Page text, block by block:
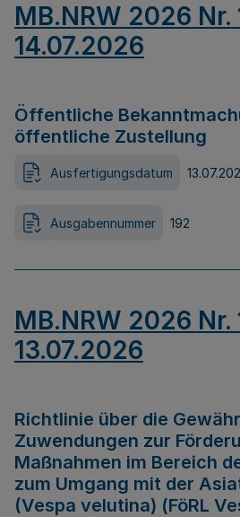
MB.NRW 2026 Nr.
14.07.2026
Öffentliche
öffentliche Zustellung
Ausfertigungsdatum
Ausgabennummer 192
MB.NRW 2026 Nr.
13.07.2026
Richtlinie über die
Zuwendungen zur
Maßnahmen im Bereich
zum Umgang mit der
(Vespa velutina) (FöRL